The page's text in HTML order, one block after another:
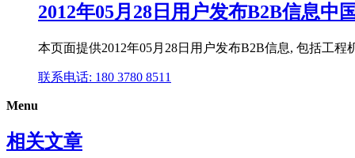
2012年05月28日用户发布B2B信息中
本页面提供2012年05月28日用户发布B2B信息, 包括工
联系电话: 180 3780 8511
Menu
相关文章